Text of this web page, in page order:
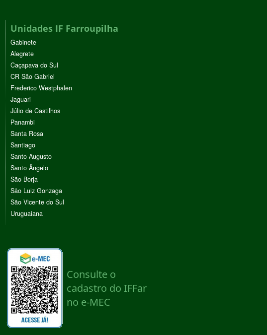
Unidades IF Farroupilha
Gabinete
Alegrete
Caçapava do Sul
CR São Gabriel
Frederico Westphalen
Jaguari
Júlio de Castilhos
Panambi
Santa Rosa
Santiago
Santo Augusto
Santo Ângelo
São Borja
São Luiz Gonzaga
São Vicente do Sul
Uruguaiana